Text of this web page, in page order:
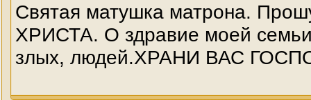
Святая матушка матрона.
ХРИСТА. О здравие моей
злых, людей.ХРАНИ ВАС